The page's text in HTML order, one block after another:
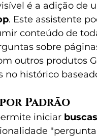
é a adição de
. Este assistente
conteúdo de
sobre
outros produtos
no histórico
Padrão
iniciar